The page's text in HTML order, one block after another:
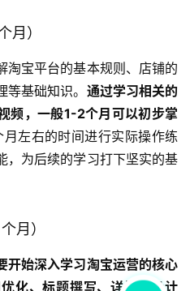
月）
淘宝平台的基本规则、店铺的
基础知识。 通过学习相关的
频，一般1-2个月可以初步掌
月左右的时间进行实际操作练
，为后续的学习打下坚实的基
月）
开始深入学习淘宝运营的核心
化、标题撰写、详情页设计